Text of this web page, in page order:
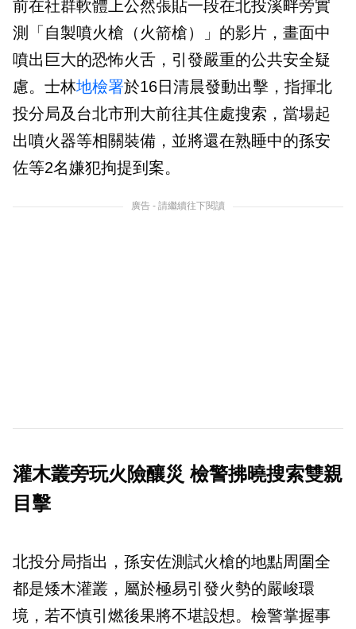
前在社群軟體上公然張貼一段在北投溪畔旁實
測「自製噴火槍（火箭槍）」的影片，畫面中
噴出巨大的恐怖火舌，引發嚴重的公共安全疑
慮。士林地檢署於16日清晨發動出擊，指揮北
投分局及台北市刑大前往其住處搜索，當場起
出噴火器等相關裝備，並將還在熟睡中的孫安
佐等2名嫌犯拘提到案。
廣告 - 請繼續往下閱讀
灌木叢旁玩火險釀災 檢警拂曉搜索雙親
目擊
北投分局指出，孫安佐測試火槍的地點周圍全
都是矮木灌叢，屬於極易引發火勢的嚴峻環
境，若不慎引燃後果將不堪設想。檢警掌握事